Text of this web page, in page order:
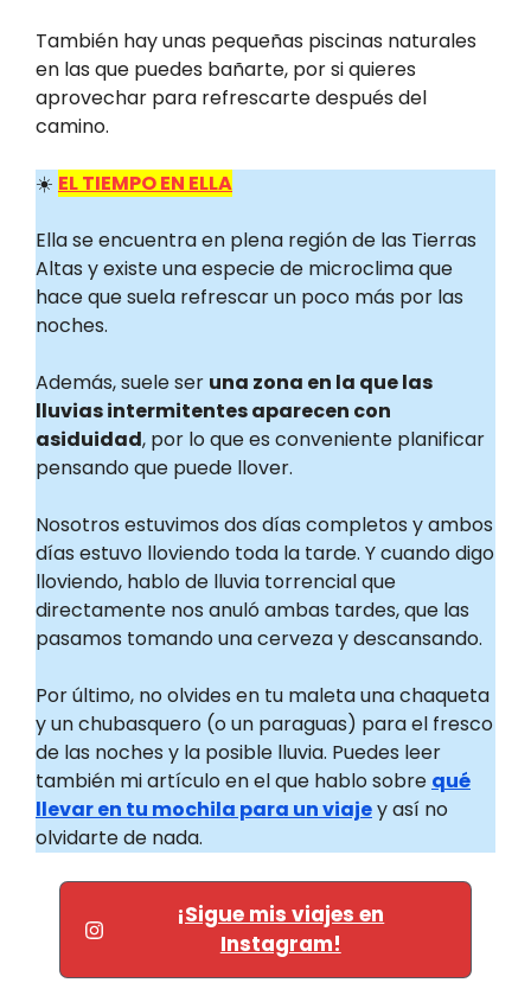
También hay unas pequeñas piscinas naturales
en las que puedes bañarte, por si quieres
aprovechar para refrescarte después del
camino.
☀️ EL TIEMPO EN ELLA
Ella se encuentra en plena región de las Tierras
Altas y existe una especie de microclima que
hace que suela refrescar un poco más por las
noches.
Además, suele ser una zona en la que las
lluvias intermitentes aparecen con
asiduidad, por lo que es conveniente planificar
pensando que puede llover.
Nosotros estuvimos dos días completos y ambos
días estuvo lloviendo toda la tarde. Y cuando digo
lloviendo, hablo de lluvia torrencial que
directamente nos anuló ambas tardes, que las
pasamos tomando una cerveza y descansando.
Por último, no olvides en tu maleta una chaqueta
y un chubasquero (o un paraguas) para el fresco
de las noches y la posible lluvia. Puedes leer
también mi artículo en el que hablo sobre qué
llevar en tu mochila para un viajey así no
olvidarte de nada.
¡Sigue mis viajes en
Instagram!